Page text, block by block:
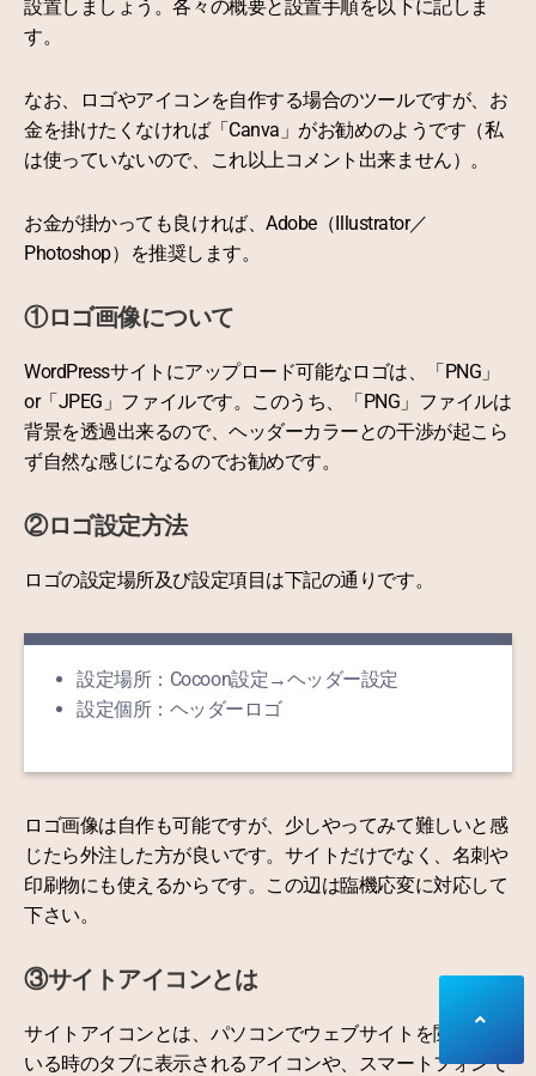
設置しましょう。各々の概要と設置手順を以下に記しま
す。
なお、ロゴやアイコンを自作する場合のツールですが、お
金を掛けたくなければ「Canva」がお勧めのようです（私
は使っていないので、これ以上コメント出来ません）。
お金が掛かっても良ければ、Adobe（Illustrator／
Photoshop）を推奨します。
①ロゴ画像について
WordPressサイトにアップロード可能なロゴは、「PNG」
or「JPEG」ファイルです。このうち、「PNG」ファイルは
背景を透過出来るので、ヘッダーカラーとの干渉が起こら
ず自然な感じになるのでお勧めです。
②ロゴ設定方法
ロゴの設定場所及び設定項目は下記の通りです。
設定場所：Cocoon設定→ヘッダー設定
設定個所：ヘッダーロゴ
ロゴ画像は自作も可能ですが、少しやってみて難しいと感
じたら外注した方が良いです。サイトだけでなく、名刺や
印刷物にも使えるからです。この辺は臨機応変に対応して
下さい。
③サイトアイコンとは
サイトアイコンとは、パソコンでウェブサイトを閲覧して
いる時のタブに表示されるアイコンや、スマートフォンで